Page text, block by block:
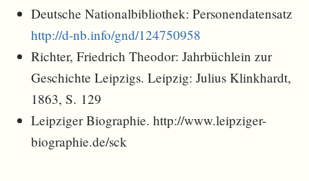
Deutsche Nationalbibliothek: Personendatensatz
http://d-nb.info/gnd/124750958
Richter, Friedrich Theodor: Jahrbüchlein zur
Geschichte Leipzigs. Leipzig: Julius Klinkhardt,
1863, S. 129
Leipziger Biographie. http://www.leipziger-
biographie.de/sck